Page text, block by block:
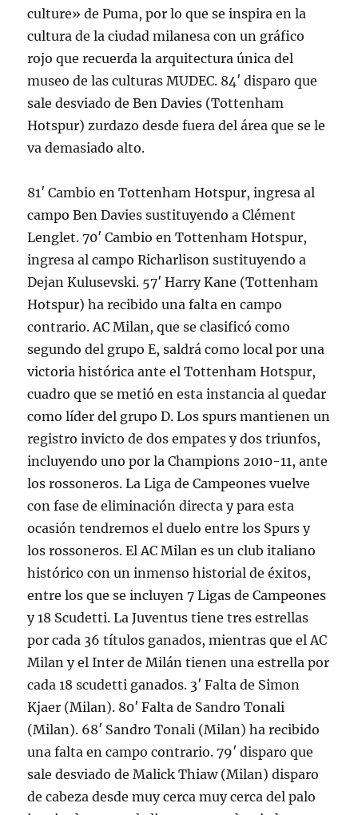
culture» de Puma, por lo que se inspira en la
cultura de la ciudad milanesa con un gráfico
rojo que recuerda la arquitectura única del
museo de las culturas MUDEC. 84′ disparo que
sale desviado de Ben Davies (Tottenham
Hotspur) zurdazo desde fuera del área que se le
va demasiado alto.
81′ Cambio en Tottenham Hotspur, ingresa al
campo Ben Davies sustituyendo a Clément
Lenglet. 70′ Cambio en Tottenham Hotspur,
ingresa al campo Richarlison sustituyendo a
Dejan Kulusevski. 57′ Harry Kane (Tottenham
Hotspur) ha recibido una falta en campo
contrario. AC Milan, que se clasificó como
segundo del grupo E, saldrá como local por una
victoria histórica ante el Tottenham Hotspur,
cuadro que se metió en esta instancia al quedar
como líder del grupo D. Los spurs mantienen un
registro invicto de dos empates y dos triunfos,
incluyendo uno por la Champions 2010-11, ante
los rossoneros. La Liga de Campeones vuelve
con fase de eliminación directa y para esta
ocasión tendremos el duelo entre los Spurs y
los rossoneros. El AC Milan es un club italiano
histórico con un inmenso historial de éxitos,
entre los que se incluyen 7 Ligas de Campeones
y 18 Scudetti. La Juventus tiene tres estrellas
por cada 36 títulos ganados, mientras que el AC
Milan y el Inter de Milán tienen una estrella por
cada 18 scudetti ganados. 3′ Falta de Simon
Kjaer (Milan). 80′ Falta de Sandro Tonali
(Milan). 68′ Sandro Tonali (Milan) ha recibido
una falta en campo contrario. 79′ disparo que
sale desviado de Malick Thiaw (Milan) disparo
de cabeza desde muy cerca muy cerca del palo